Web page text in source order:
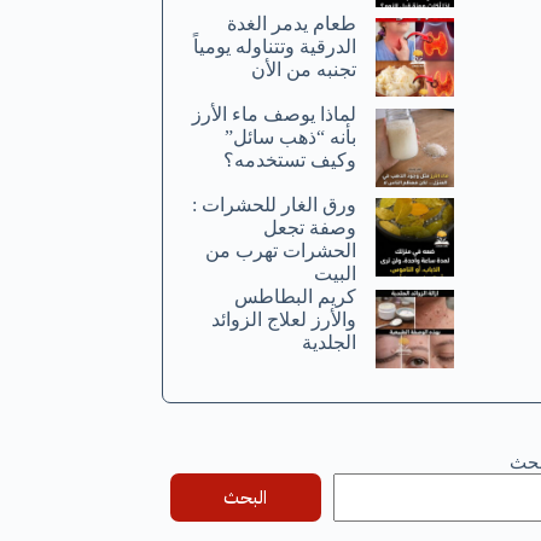
طعام يدمر الغدة
الدرقية وتتناوله يومياً
تجنبه من الأن
لماذا يوصف ماء الأرز
بأنه “ذهب سائل”
وكيف تستخدمه؟
ورق الغار للحشرات :
وصفة تجعل
الحشرات تهرب من
البيت
كريم البطاطس
والأرز لعلاج الزوائد
الجلدية
البحث